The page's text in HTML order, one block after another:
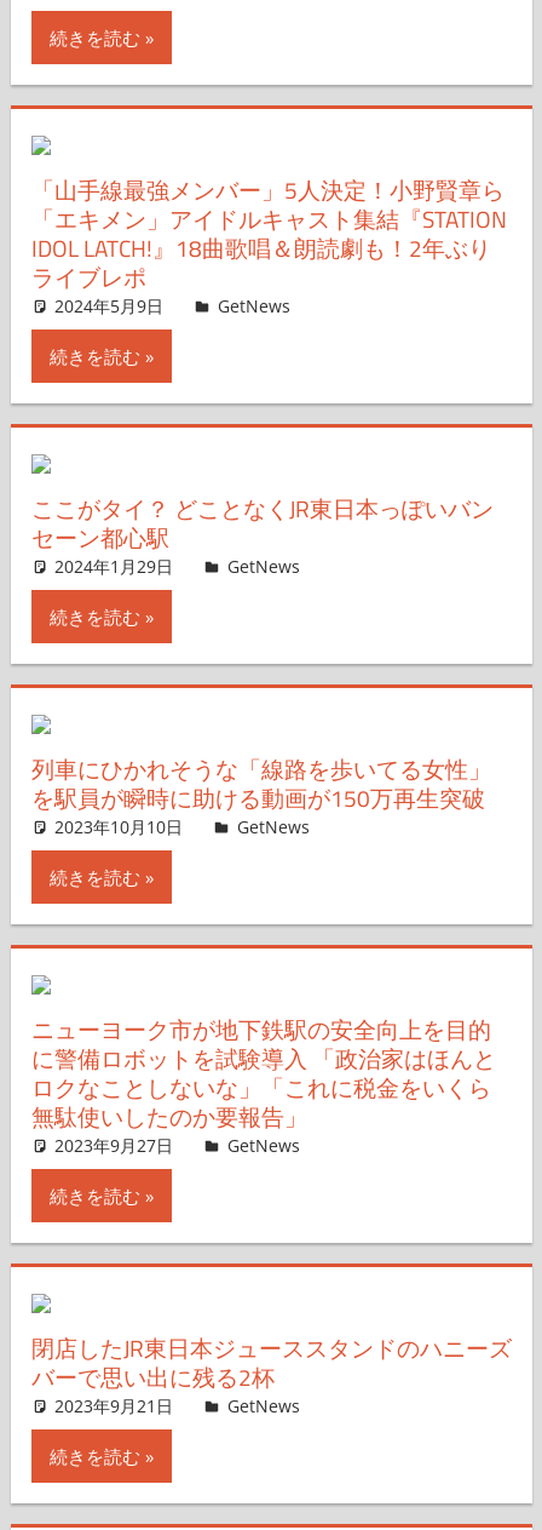
続きを読む
「山手線最強メンバー」5人決定！小野賢章ら
「エキメン」アイドルキャスト集結『STATION
IDOL LATCH!』18曲歌唱＆朗読劇も！2年ぶり
ライブレポ
2024年5月9日 non
GetNews
続きを読む
ここがタイ？ どことなくJR東日本っぽいバン
セーン都心駅
2024年1月29日 GetNews
続きを読む
列車にひかれそうな「線路を歩いてる女性」
を駅員が瞬時に助ける動画が150万再生突破
2023年10月10日 GetNews
続きを読む
ニューヨーク市が地下鉄駅の安全向上を目的
に警備ロボットを試験導入 「政治家はほんと
ロクなことしないな」「これに税金をいくら
無駄使いしたのか要報告」
2023年9月27日 GetNews
続きを読む
閉店したJR東日本ジューススタンドのハニーズ
バーで思い出に残る2杯
2023年9月21日 GetNews
続きを読む